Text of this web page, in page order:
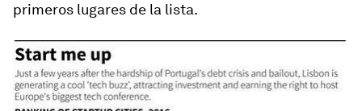
primeros lugares de la lista.